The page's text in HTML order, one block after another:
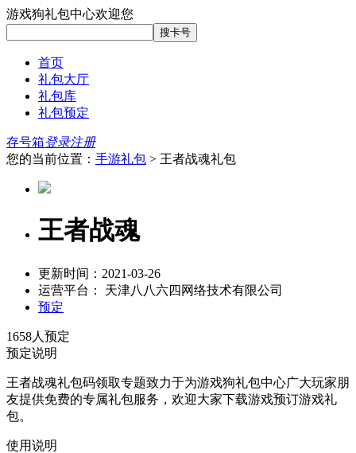
游戏狗礼包中心欢迎您
首页
礼包大厅
礼包库
礼包预定
存号箱登录注册
您的当前位置： 手游礼包 > 王者战魂礼包
王者战魂
更新时间：2021-03-26
运营平台： 天津八八六四网络技术有限公司
预定
1658人预定
预定说明
王者战魂礼包码领取专题致力于为游戏狗礼包中心广大玩家朋
友提供免费的专属礼包服务，欢迎大家下载游戏预订游戏礼
包。
使用说明